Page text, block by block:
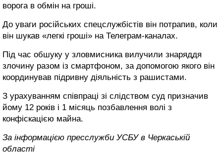
ворога в обмін на гроші.
До уваги російських спецслужбістів він потрапив, коли
він шукав «легкі гроші» на Телеграм-каналах.
Під час обшуку у зловмисника вилучили знаряддя
злочину разом із смартфоном, за допомогою якого він
координував підривну діяльність з рашистами.
З урахуванням співпраці зі слідством суд призначив
йому 12 років і 1 місяць позбавлення волі з
конфіскацією майна.
За інформацією пресслужби УСБУ в Черкаській
області